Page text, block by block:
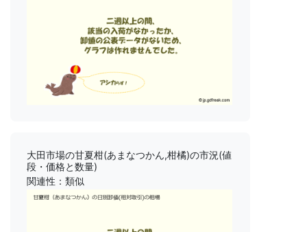
大田市場の甘夏柑(あまなつかん,柑橘)の市況(値
段・価格と数量)
関連性：類似